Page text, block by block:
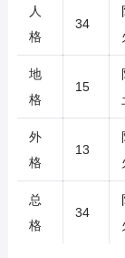
人
格
34
地
格
15
外
格
13
总
格
34